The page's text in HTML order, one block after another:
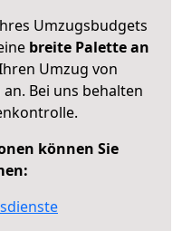
Umzugsbudgets
breite Palette an
Umzug von
Bei uns behalten
können Sie